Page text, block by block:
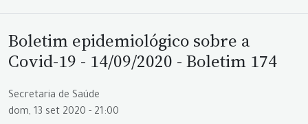
Boletim epidemiológico sobre a
Covid-19 - 14/09/2020 - Boletim 174
Secretaria de Saúde
dom, 13 set 2020 - 21:00